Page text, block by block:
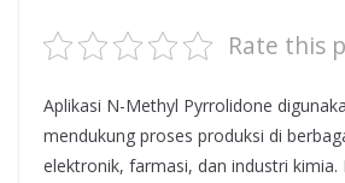
Rate this
Aplikasi N-Methyl Pyrrolidone
mendukung proses produksi di
elektronik, farmasi, dan industri kimia.